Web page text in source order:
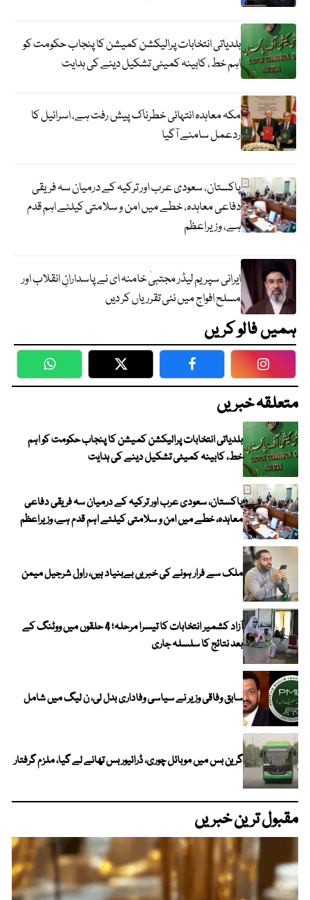
بلدیاتی انتخابات پرالیکشن کمیشن کا پنجاب حکومت کو
اہم خط، کابینہ کمیٹی تشکیل دینے کی ہدایت
مکہ معاہدہ انتہائی خطرناک پیش رفت ہے، اسرائیل کا
ردعمل سامنے آگیا
پاکستان، سعودی عرب اور ترکیہ کے درمیان سہ فریقی
دفاعی معاہدہ، خطے میں امن و سلامتی کیلئے اہم قدم
ہے، وزیراعظم
ایرانی سپریم لیڈر مجتبیٰ خامنہ ای نے پاسدارانِ انقلاب اور
مسلح افواج میں نئی تقرریاں کر دیں
ہمیں فالو کریں
WhatsApp Twitter Facebook
متعلقہ خبریں
بلدیاتی انتخابات پرالیکشن کمیشن کا پنجاب حکومت کو اہم
خط، کابینہ کمیٹی تشکیل دینے کی ہدایت
پاکستان، سعودی عرب اور ترکیہ کے درمیان سہ فریقی دفاعی
معاہدہ، خطے میں امن و سلامتی کیلئے اہم قدم ہے، وزیراعظم
ملک سے فرار ہونے کی خبریں بےبنیاد ہیں، راول شرجیل میمن
آزاد کشمیر انتخابات کا تیسرا مرحلہ؛ 4 حلقوں میں ووٹنگ کے
بعد نتائج کا سلسلہ جاری
سابق وفاقی وزیر نے سیاسی وفاداری بدل لی، ن لیگ میں شامل
گرین بس میں موبائل چوری، ڈرائیور بس تھانے لے گیا، ملزم گرفتار
مقبول ترین خبریں